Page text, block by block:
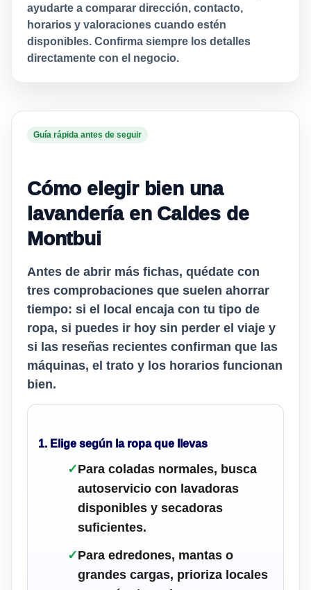
ayudarte a comparar dirección, contacto,
horarios y valoraciones cuando estén
disponibles. Confirma siempre los detalles
directamente con el negocio.
Guía rápida antes de seguir
Cómo elegir bien una
lavandería en Caldes de
Montbui
Antes de abrir más fichas, quédate con
tres comprobaciones que suelen ahorrar
tiempo: si el local encaja con tu tipo de
ropa, si puedes ir hoy sin perder el viaje y
si las reseñas recientes confirman que las
máquinas, el trato y los horarios funcionan
bien.
1. Elige según la ropa que llevas
✓Para coladas normales, busca
autoservicio con lavadoras
disponibles y secadoras
suficientes.
✓Para edredones, mantas o
grandes cargas, prioriza locales